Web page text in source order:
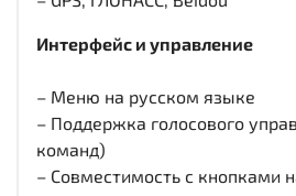
Интерфейс и управление
– Меню на русском языке
– Поддержка голосового
команд)
– Совместимость с кнопками